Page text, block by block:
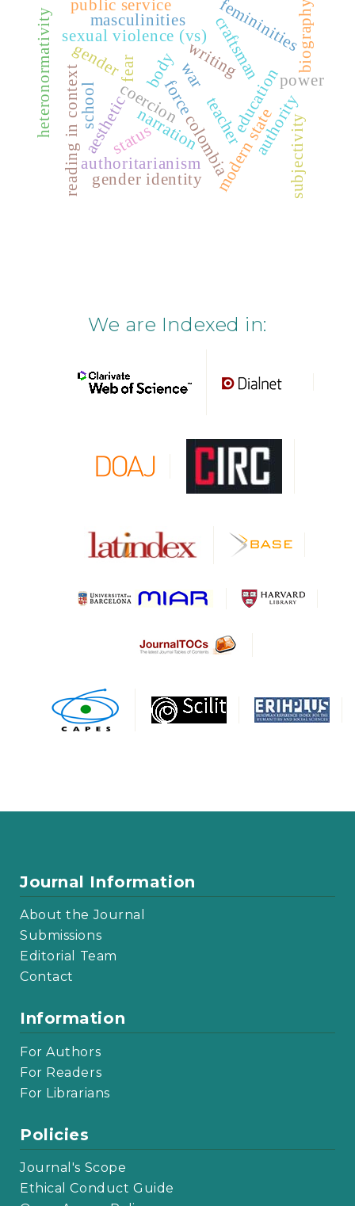
modern state
colombia
coercion
war
writing
teachereducation
aesthetic
craftsman
narration
authoritarianism
authority
power
force
fear
sexual violence (vs)
body
gender identity subjectivity
reading in context
femininities
masculinities
heteronormativity gender
school
biography
status
public service
We are Indexed in:
Journal Information
About the Journal
Submissions
Editorial Team
Contact
Information
For Authors
For Readers
For Librarians
Policies
Journal's Scope
Ethical Conduct Guide